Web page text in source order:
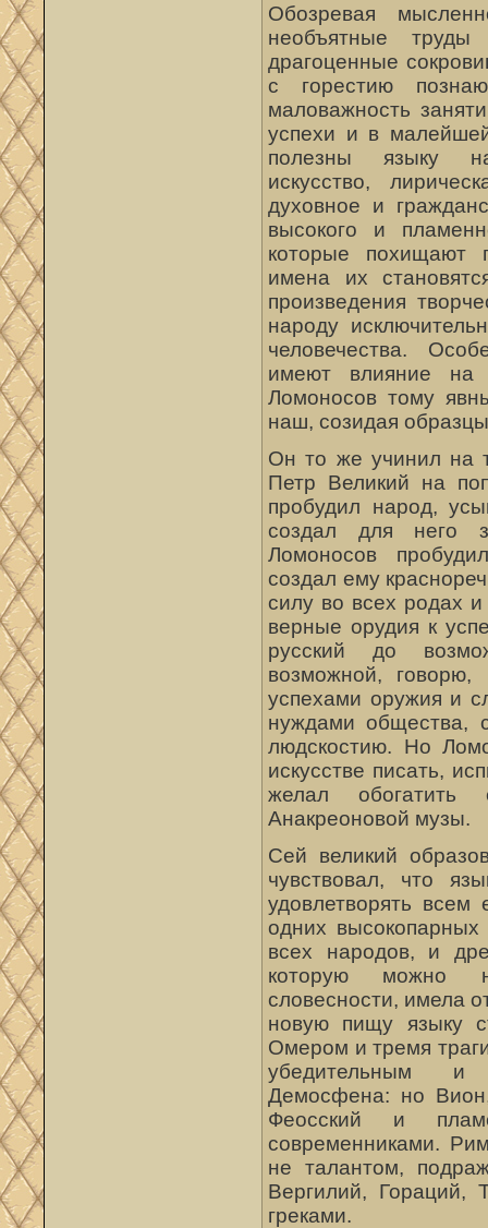
Обозревая
необъятные
драгоценные
с горестию
маловажность
успехи и в
полезны языку
искусство,
духовное и
высокого и
которые похищают
имена их
произведения
народу
человечества.
имеют влияние на
Ломоносов тому
наш, созидая
Он то же учинил на
Петр Великий на
пробудил народ,
создал для него
Ломоносов
создал ему
силу во всех родах и
верные орудия к
русский до
возможной,
успехами оружия и
нуждами общества,
людскостию. Но
искусстве писать,
желал обогатить
Анакреоновой музы.
Сей великий
чувствовал, что
удовлетворять
одних
всех народов, и
которую можно
словесности, имела
новую пищу языку
Омером и тремя
убедительным и
Демосфена: но
Феосский и
современниками.
не талантом,
Вергилий, Гораций,
греками.